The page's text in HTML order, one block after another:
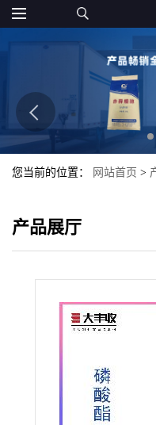
您当前的位置： 网站首页 >
产品展厅